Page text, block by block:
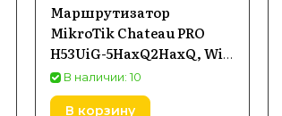
Маршрутизатор
MikroTik Chateau PRO
H53UiG-5HaxQ2HaxQ, Wi-
Fi 6, 2,5G Ethernet
В наличии: 10
В корзину